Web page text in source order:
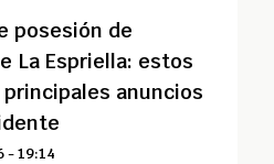
posesión de
La Espriella: estos
anuncios
- 19:14